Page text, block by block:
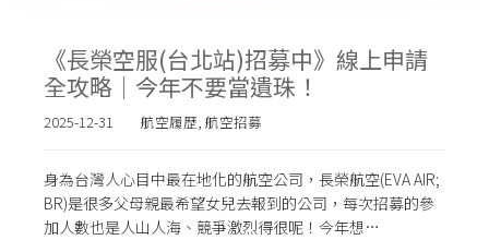
《長榮空服(台北站)招募中》線上申請
全攻略｜今年不要當遺珠！
2025-12-31 航空履歷, 航空招募
身為台灣人心目中最在地化的航空公司，長榮航空(EVA AIR;
BR)是很多父母親最希望女兒去報到的公司，每次招募的參
加人數也是人山人海、競爭激烈得很呢！今年想…